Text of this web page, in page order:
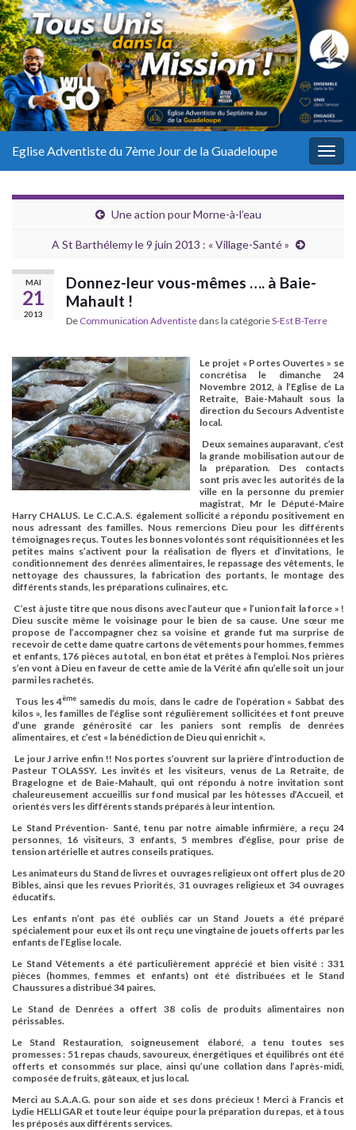
Eglise Adventiste du 7ème Jour de la Guadeloupe
Une action pour Morne-à-l’eau
A St Barthélemy le 9 juin 2013 : « Village-Santé »
MAI
21
2013
Donnez-leur vous-mêmes …. à Baie-
Mahault !
De Communication Adventiste dans la catégorieS-Est B-Terre
Le projet « Portes Ouvertes » se
concrétisa le dimanche 24
Novembre 2012 , à l’Eglise de La
Retraite, Baie-Mahault sous la
direction du Secours Adventiste
local.
Deux semaines auparavant, c’est
la grande mobilisation autour de
la préparation. Des contacts
sont pris avec les autorités de la
ville en la personne du premier
magistrat, Mr le Député-Maire
Harry CHALUS. Le C.C.A.S. également sollicité a répondu positivement en
nous adressant des familles. Nous remercions Dieu pour les différents
témoignages reçus. Toutes les bonnes volontés sont réquisitionnées et les
petites mains s’activent pour la réalisation de flyers et d’invitations, le
conditionnement des denrées alimentaires, le repassage des vêtements, le
nettoyage des chaussures, la fabrication des portants, le montage des
différents stands, les préparations culinaires, etc.
C’est à juste titre que nous disons avec l’auteur que « l’union fait la force » !
Dieu suscite même le voisinage pour le bien de sa cause. Une sœur me
propose de l’accompagner chez sa voisine et grande fut ma surprise de
recevoir de cette dame quatre cartons de vêtements pour hommes, femmes
et enfants, 176 pièces au total, en bon état et prêtes à l’emploi. Nos prières
s’en vont à Dieu en faveur de cette amie de la Vérité afin qu’elle soit un jour
parmi les rachetés.
Tous les 4ème samedis du mois, dans le cadre de l’opération « Sabbat des
kilos », les familles de l’église sont régulièrement sollicitées et font preuve
d’une grande générosité car les paniers sont remplis de denrées
alimentaires, et c’est « la bénédiction de Dieu qui enrichit ».
Le jour J arrive enfin !! Nos portes s’ouvrent sur la prière d’introduction de
Pasteur TOLASSY. Les invités et les visiteurs, venus de La Retraite, de
Bragelogne et de Baie-Mahault, qui ont répondu à notre invitation sont
chaleureusement accueillis sur fond musical par les hôtesses d’Accueil, et
orientés vers les différents stands préparés à leur intention.
Le Stand Prévention- Santé, tenu par notre aimable infirmière, a reçu 24
personnes, 16 visiteurs, 3 enfants, 5 membres d’église, pour prise de
tension artérielle et autres conseils pratiques.
Les animateurs du Stand de livres et ouvrages religieux ont offert plus de 20
Bibles, ainsi que les revues Priorités, 31 ouvrages religieux et 34 ouvrages
éducatifs.
Les enfants n’ont pas été oubliés car un Stand Jouets a été préparé
spécialement pour eux et ils ont reçu une vingtaine de jouets offerts par les
enfants de l’Eglise locale.
Le Stand Vêtements a été particulièrement apprécié et bien visité : 331
pièces (hommes, femmes et enfants) ont été distribuées et le Stand
Chaussures a distribué 34 paires.
Le Stand de Denrées a offert 38 colis de produits alimentaires non
périssables.
Le Stand Restauration, soigneusement élaboré, a tenu toutes ses
promesses : 51 repas chauds, savoureux, énergétiques et équilibrés ont été
offerts et consommés sur place, ainsi qu’une collation dans l’après-midi,
composée de fruits, gâteaux, et jus local.
Merci au S.A.A.G. pour son aide et ses dons précieux ! Merci à Francis et
Lydie HELLIGAR et toute leur équipe pour la préparation du repas, et à tous
les préposés aux différents services.